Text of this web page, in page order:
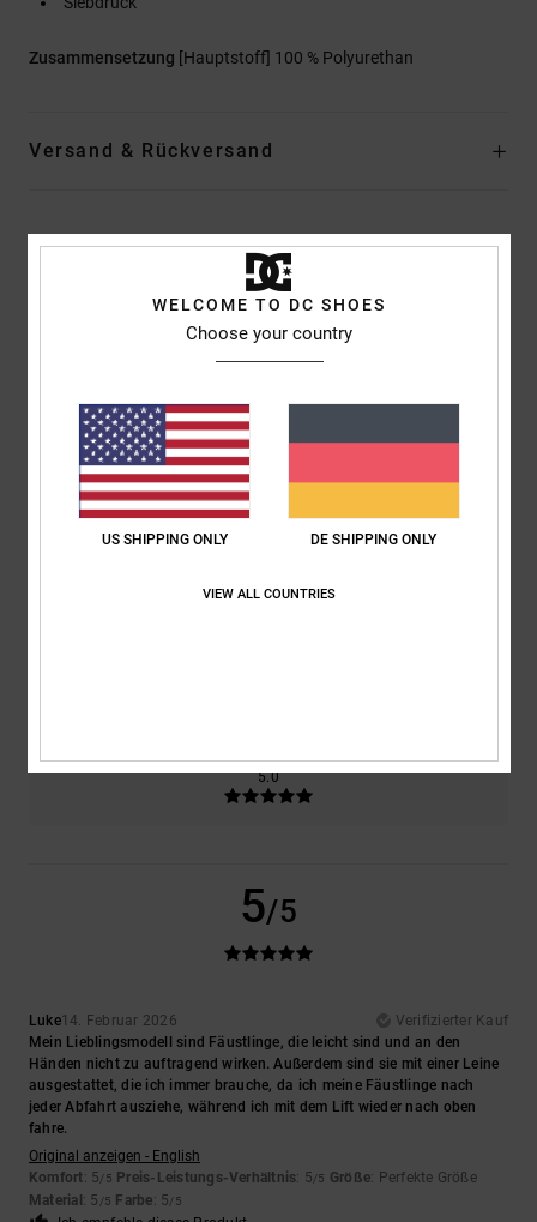
Zusammensetzung [Hauptstoff] 100 % Polyurethan
Versand & Rückversand
Kundenbewertungen
Durchschnittliche Bewertung
5.0/5
basierend auf1 verifizierten Bewertungen
100% unserer Kunden empfehlen dieses Produkt
5.0
5/5
Luke14. Februar 2026
Verifizierter Kauf
Mein Lieblingsmodell sind Fäustlinge, die leicht sind und an den
Händen nicht zu auftragend wirken. Außerdem sind sie mit einer Leine
ausgestattet, die ich immer brauche, da ich meine Fäustlinge nach
jeder Abfahrt ausziehe, während ich mit dem Lift wieder nach oben
fahre.
Original anzeigen - English
Komfort: 5/5 Preis-Leistungs-Verhältnis: 5/5 Größe: Perfekte Größe
Material : 5 /5 Farbe: 5/5
WELCOME TO DC SHOES
Choose your country
US SHIPPING ONLY DE SHIPPING ONLY
VIEW ALL COUNTRIES